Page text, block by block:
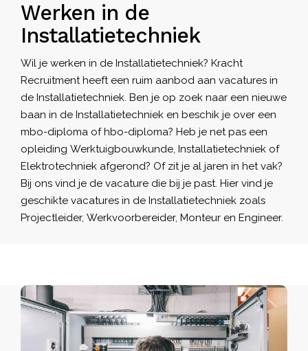
Werken in de
Installatietechniek
Wil je werken in de Installatietechniek? Kracht
Recruitment heeft een ruim aanbod aan vacatures in
de Installatietechniek. Ben je op zoek naar een nieuwe
baan in de Installatietechniek en beschik je over een
mbo-diploma of hbo-diploma? Heb je net pas een
opleiding Werktuigbouwkunde, Installatietechniek of
Elektrotechniek afgerond? Of zit je al jaren in het vak?
Bij ons vind je de vacature die bij je past. Hier vind je
geschikte vacatures in de Installatietechniek zoals
Projectleider, Werkvoorbereider, Monteur en Engineer.